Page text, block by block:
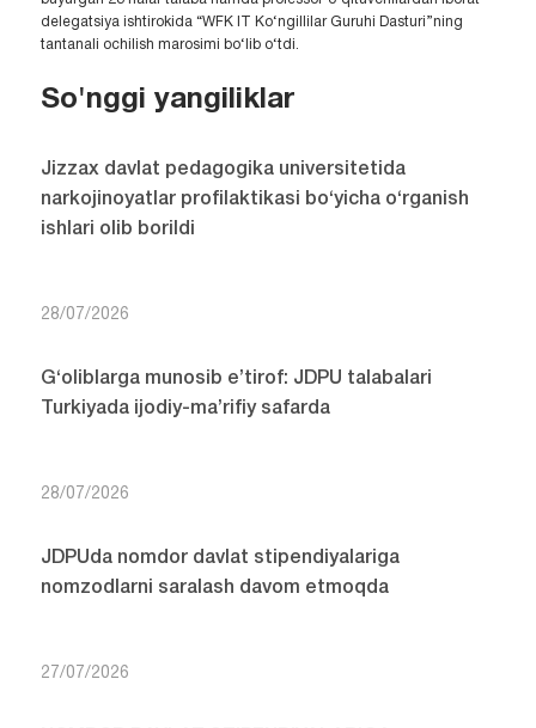
delegatsiya ishtirokida “WFK IT Ko‘ngillilar Guruhi Dasturi”ning
tantanali ochilish marosimi bo‘lib o‘tdi.
So'nggi yangiliklar
Jizzax davlat pedagogika universitetida
narkojinoyatlar profilaktikasi bo‘yicha o‘rganish
ishlari olib borildi
28/07/2026
G‘oliblarga munosib e’tirof: JDPU talabalari
Turkiyada ijodiy-ma’rifiy safarda
28/07/2026
JDPUda nomdor davlat stipendiyalariga
nomzodlarni saralash davom etmoqda
27/07/2026